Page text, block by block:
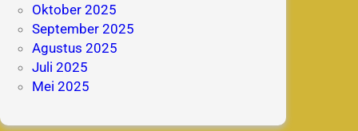
Oktober 2025
September 2025
Agustus 2025
Juli 2025
Mei 2025